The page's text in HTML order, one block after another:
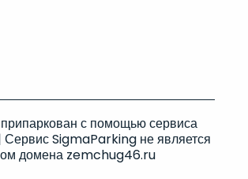
с помощью сервиса
SigmaParking не является
домена zemchug46.ru